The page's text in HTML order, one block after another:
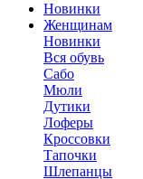
Новинки
Женщинам
Новинки
Вся обувь
Сабо
Мюли
Дутики
Лоферы
Кроссовки
Тапочки
Шлепанцы